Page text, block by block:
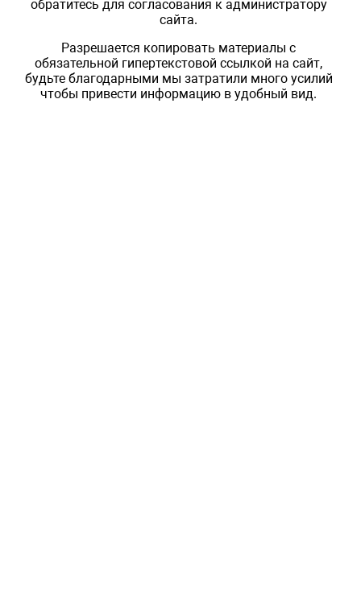
обратитесь для согласования к администратору
сайта.
Разрешается копировать материалы с
обязательной гипертекстовой ссылкой на сайт,
будьте благодарными мы затратили много усилий
чтобы привести информацию в удобный вид.